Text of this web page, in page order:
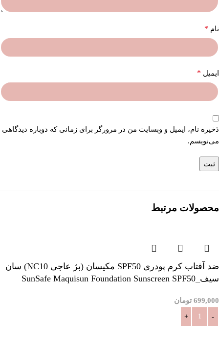
نام *
ایمیل *
ذخیره نام، ایمیل و وبسایت من در مرورگر برای زمانی که دوباره دیدگاهی
می‌نویسم.
محصولات مرتبط
ضد آفتاب کرم پودری SPF50 مکیسان (بژ عاجی NC10) سان
سیف_SunSafe Maquisun Foundation Sunscreen SPF50
699,000 تومان